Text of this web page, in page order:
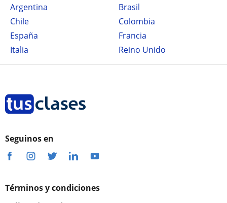
Argentina
Brasil
Chile
Colombia
España
Francia
Italia
Reino Unido
Seguinos en
Términos y condiciones